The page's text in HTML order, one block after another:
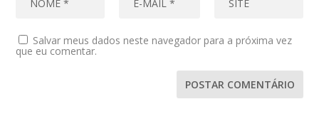
Salvar meus dados neste navegador para a próxima vez
que eu comentar.